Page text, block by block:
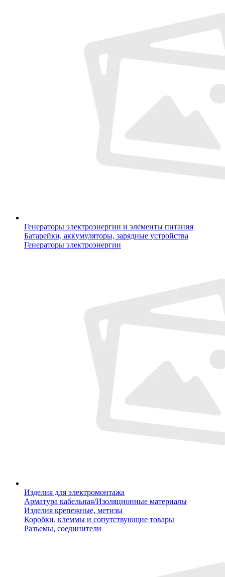
Генераторы электроэнергии и элементы питания
Батарейки, аккумуляторы, зарядные устройства
Генераторы электроэнергии
Изделия для электромонтажа
Арматура кабельная/Изоляционные материалы
Изделия крепежные, метизы
Коробки, клеммы и сопутствующие товары
Разъемы, соединители